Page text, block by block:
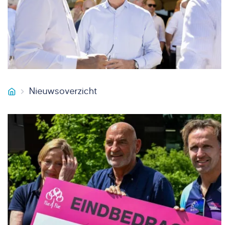
Smeets Vastgoedservice
Nieuwsoverzicht